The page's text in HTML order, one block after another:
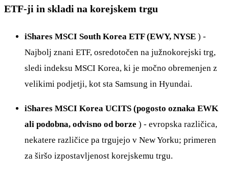
ETF-ji in skladi na korejskem trgu
iShares MSCI South Korea ETF (EWY, NYSE ) -
Najbolj znani ETF, osredotočen na južnokorejski trg,
sledi indeksu MSCI Korea, ki je močno obremenjen z
velikimi podjetji, kot sta Samsung in Hyundai.
iShares MSCI Korea UCITS (pogosto oznaka EWK
ali podobna, odvisno od borze ) - evropska različica,
nekatere različice pa trgujejo v New Yorku; primeren
za širšo izpostavljenost korejskemu trgu.